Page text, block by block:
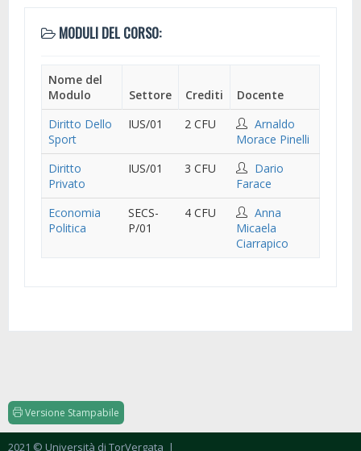
MODULI DEL CORSO:
Nome del
Modulo
Settore Crediti
Docente
Diritto Dello
Sport
IUS/01 2 CFU
Arnaldo
Morace Pinelli
Diritto
Privato
IUS/01 3 CFU
Dario
Farace
Economia
Politica
SECS-
P/01
4 CFU
Anna
Micaela
Ciarrapico
Versione Stampabile
2021 © Università di TorVergata |